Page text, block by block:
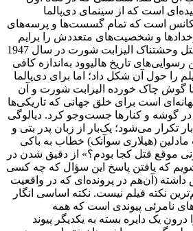
است که از سینمای دی‌پالما
است که تمام گسست‌ها و پرسه‌های
و شخصیت‌های متعددش را برایم
توضیح می‌دهد. ماجرای قتل وحشتناک الیزابت شورت در سال 1947
تاریخ هالیوود به‌اندازه کافی
را حول آن شکل داد؛ اما برای دی‌پالما
تا گوش چاک خورده الیزابت شورت و آن
است برای خلق جهانی که تاریکی‌ها
در گوشه و کنارها جست‌وجو کرد. دیالوگی
تکرار می‌شود؛ یک‌بار از زبان پدر بتی و
(هیلاری سوآنک) خطاب به باکی
موقع قتل کجا بودم؟» از دقیق شدن در
که یافتن پاسخ این سؤال که چه کسی
(آن‌هم در پرونده‌ای که در واقعیت
نکته فیلم نیست. نکته اساسی انگار
نامرئی پیوندی است که همه
درون یک دایره بسته به یکدیگر پیوند